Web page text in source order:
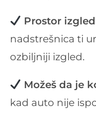
Prostor
nadstrešnica ti
ozbiljniji izgled.
Možeš da je
kad auto nije